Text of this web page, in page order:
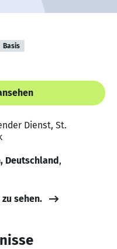
Basis
Dienst, St.
Deutschland,
sehen.